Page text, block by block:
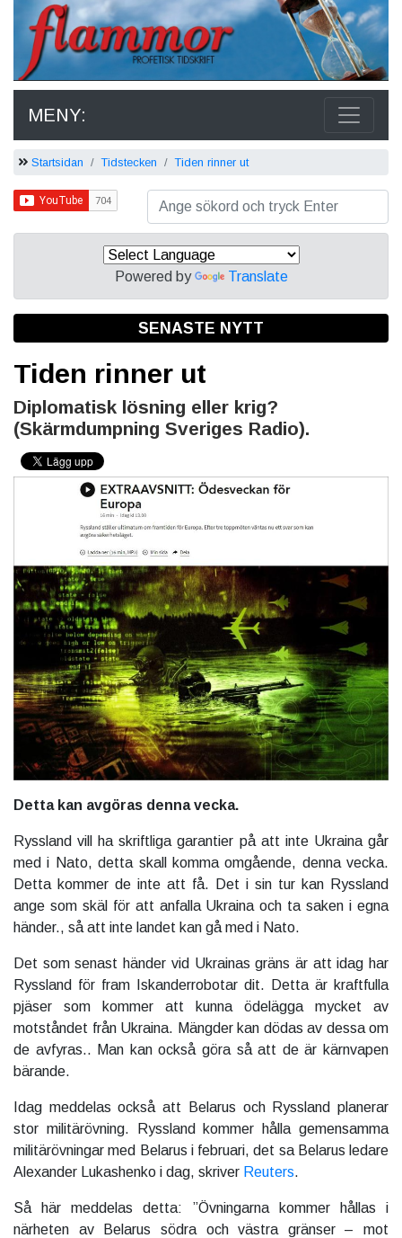
MENY:
Startsidan Tidstecken Tiden rinner ut
Powered by Translate
SENASTE NYTT
Tiden rinner ut
Diplomatisk lösning eller krig?
(Skärmdumpning Sveriges Radio).
Detta kan avgöras denna vecka.
Ryssland vill ha skriftliga garantier på att inte Ukraina går
med i Nato, detta skall komma omgående, denna vecka.
Detta kommer de inte att få. Det i sin tur kan Ryssland
ange som skäl för att anfalla Ukraina och ta saken i egna
händer., så att inte landet kan gå med i Nato.
Det som senast händer vid Ukrainas gräns är att idag har
Ryssland för fram Iskanderrobotar dit. Detta är kraftfulla
pjäser som kommer att kunna ödelägga mycket av
motståndet från Ukraina. Mängder kan dödas av dessa om
de avfyras.. Man kan också göra så att de är kärnvapen
bärande.
Idag meddelas också att Belarus och Ryssland planerar
stor militärövning. Ryssland kommer hålla gemensamma
militärövningar med Belarus i februari, det sa Belarus ledare
Alexander Lukashenko i dag, skriver Reuters.
Så här meddelas detta: ”Övningarna kommer hållas i
närheten av Belarus södra och västra gränser – mot